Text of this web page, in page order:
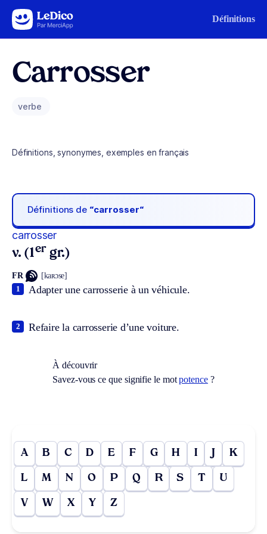
Aller au contenu Définitions
Carrosser
verbe
Définitions, synonymes, exemples en français
Définitions de “carrosser“
carrosser
v. (1er gr.)
FR [kaʀɔse]
Adapter une carrosserie à un véhicule.
1
Refaire la carrosserie d’une voiture.
2
À découvrir
Savez-vous ce que signifie le motpotence?
A B C D E F G H I J K
L M N O P Q R S T U
V W X Y Z